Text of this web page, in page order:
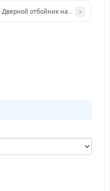
202
Дверной отбойник напольный